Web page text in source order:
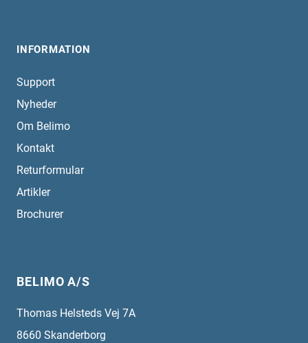
INFORMATION
Support
Nyheder
Om Belimo
Kontakt
Returformular
Artikler
Brochurer
BELIMO A/S
Thomas Helsteds Vej 7A
8660 Skanderborg